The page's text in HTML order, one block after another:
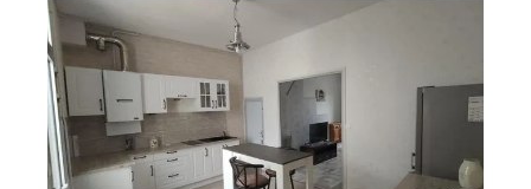
SAINTES 17
81,18 m
, 4 pièces
Ref : 5708
Maison à vendre
189 900 €